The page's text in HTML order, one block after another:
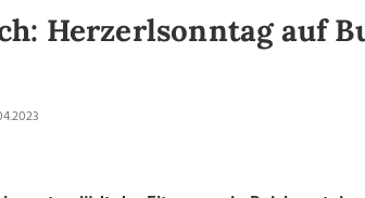
Herzerlsonntag auf